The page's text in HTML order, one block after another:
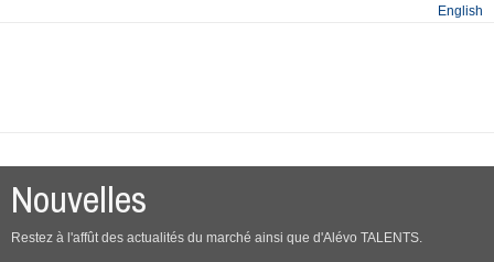
English
Nouvelles
Restez à l'affût des actualités du marché ainsi que d'Alévo TALENTS.